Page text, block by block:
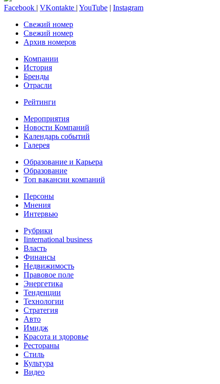
Facebook | VKontakte | YouTube | Instagram
Свежий номер
Свежий номер
Архив номеров
Компании
История
Бренды
Отрасли
Рейтинги
Мероприятия
Новости Компаний
Календарь событий
Галерея
Образование и Карьера
Образование
Топ вакансии компаний
Персоны
Мнения
Интервью
Рубрики
Iinternational business
Власть
Финансы
Недвижимость
Правовое поле
Энергетика
Тенденции
Технологии
Стратегия
Авто
Имидж
Красота и здоровье
Рестораны
Стиль
Культура
Видео